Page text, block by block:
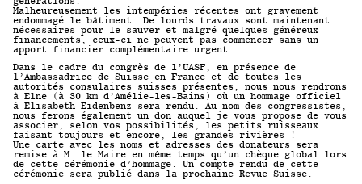
Malheureusement les intempéries récentes ont gravement
endommagé le bâtiment. De lourds travaux sont maintenant
nécessaires pour le sauver et malgré quelques généreux
financements, ceux-ci ne peuvent pas commencer sans un
apport financier complémentaire urgent.
Dans le cadre du congrès de l’UASF, en présence de
l’Ambassadrice de Suisse en France et de toutes les
autorités consulaires suisses présentes, nous nous rendrons
à Elne (à 30 km d’Amélie-les-Bains) où un hommage officiel
à Elisabeth Eidenbenz sera rendu. Au nom des congressistes,
nous ferons également un don auquel je vous propose de vous
associer, selon vos possibilités, les petits ruisseaux
faisant toujours et encore, les grandes rivières !
Une carte avec les noms et adresses des donateurs sera
remise à M. le Maire en même temps qu’un chèque global lors
de cette cérémonie d’hommage. Un compte-rendu de cette
cérémonie sera publié dans la prochaine Revue Suisse.